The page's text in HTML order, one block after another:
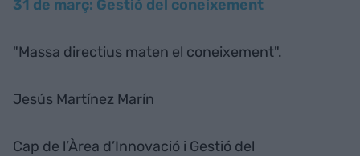
31 de març: Gestió del coneixement
"Massa directius maten el coneixement".
Jesús Martínez Marín
Cap de l’Àrea d’Innovació i Gestió del